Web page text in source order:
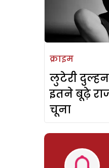
क्राइम
लुटेरी
इतने बूढ़े
चूना